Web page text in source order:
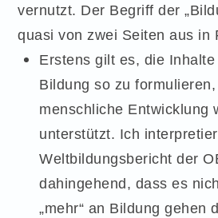
vernutzt. Der Begriff der
quasi von zwei Seiten aus in
Erstens gilt es, die
Bildung so zu
menschliche Entwicklung
unterstützt. Ich
Weltbildungsbericht der
dahingehend, dass es
„mehr“ an Bildung gehen